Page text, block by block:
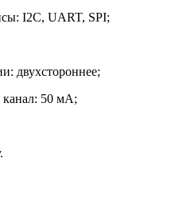
I2C, UART, SPI;
двухстороннее;
канал: 50 мА;